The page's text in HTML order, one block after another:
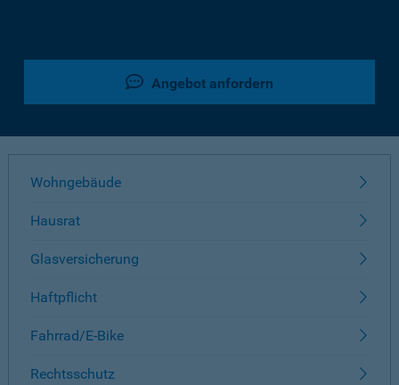
Angebot anfordern
Wohngebäude
Hausrat
Glasversicherung
Haftpflicht
Fahrrad/E-Bike
Rechtsschutz